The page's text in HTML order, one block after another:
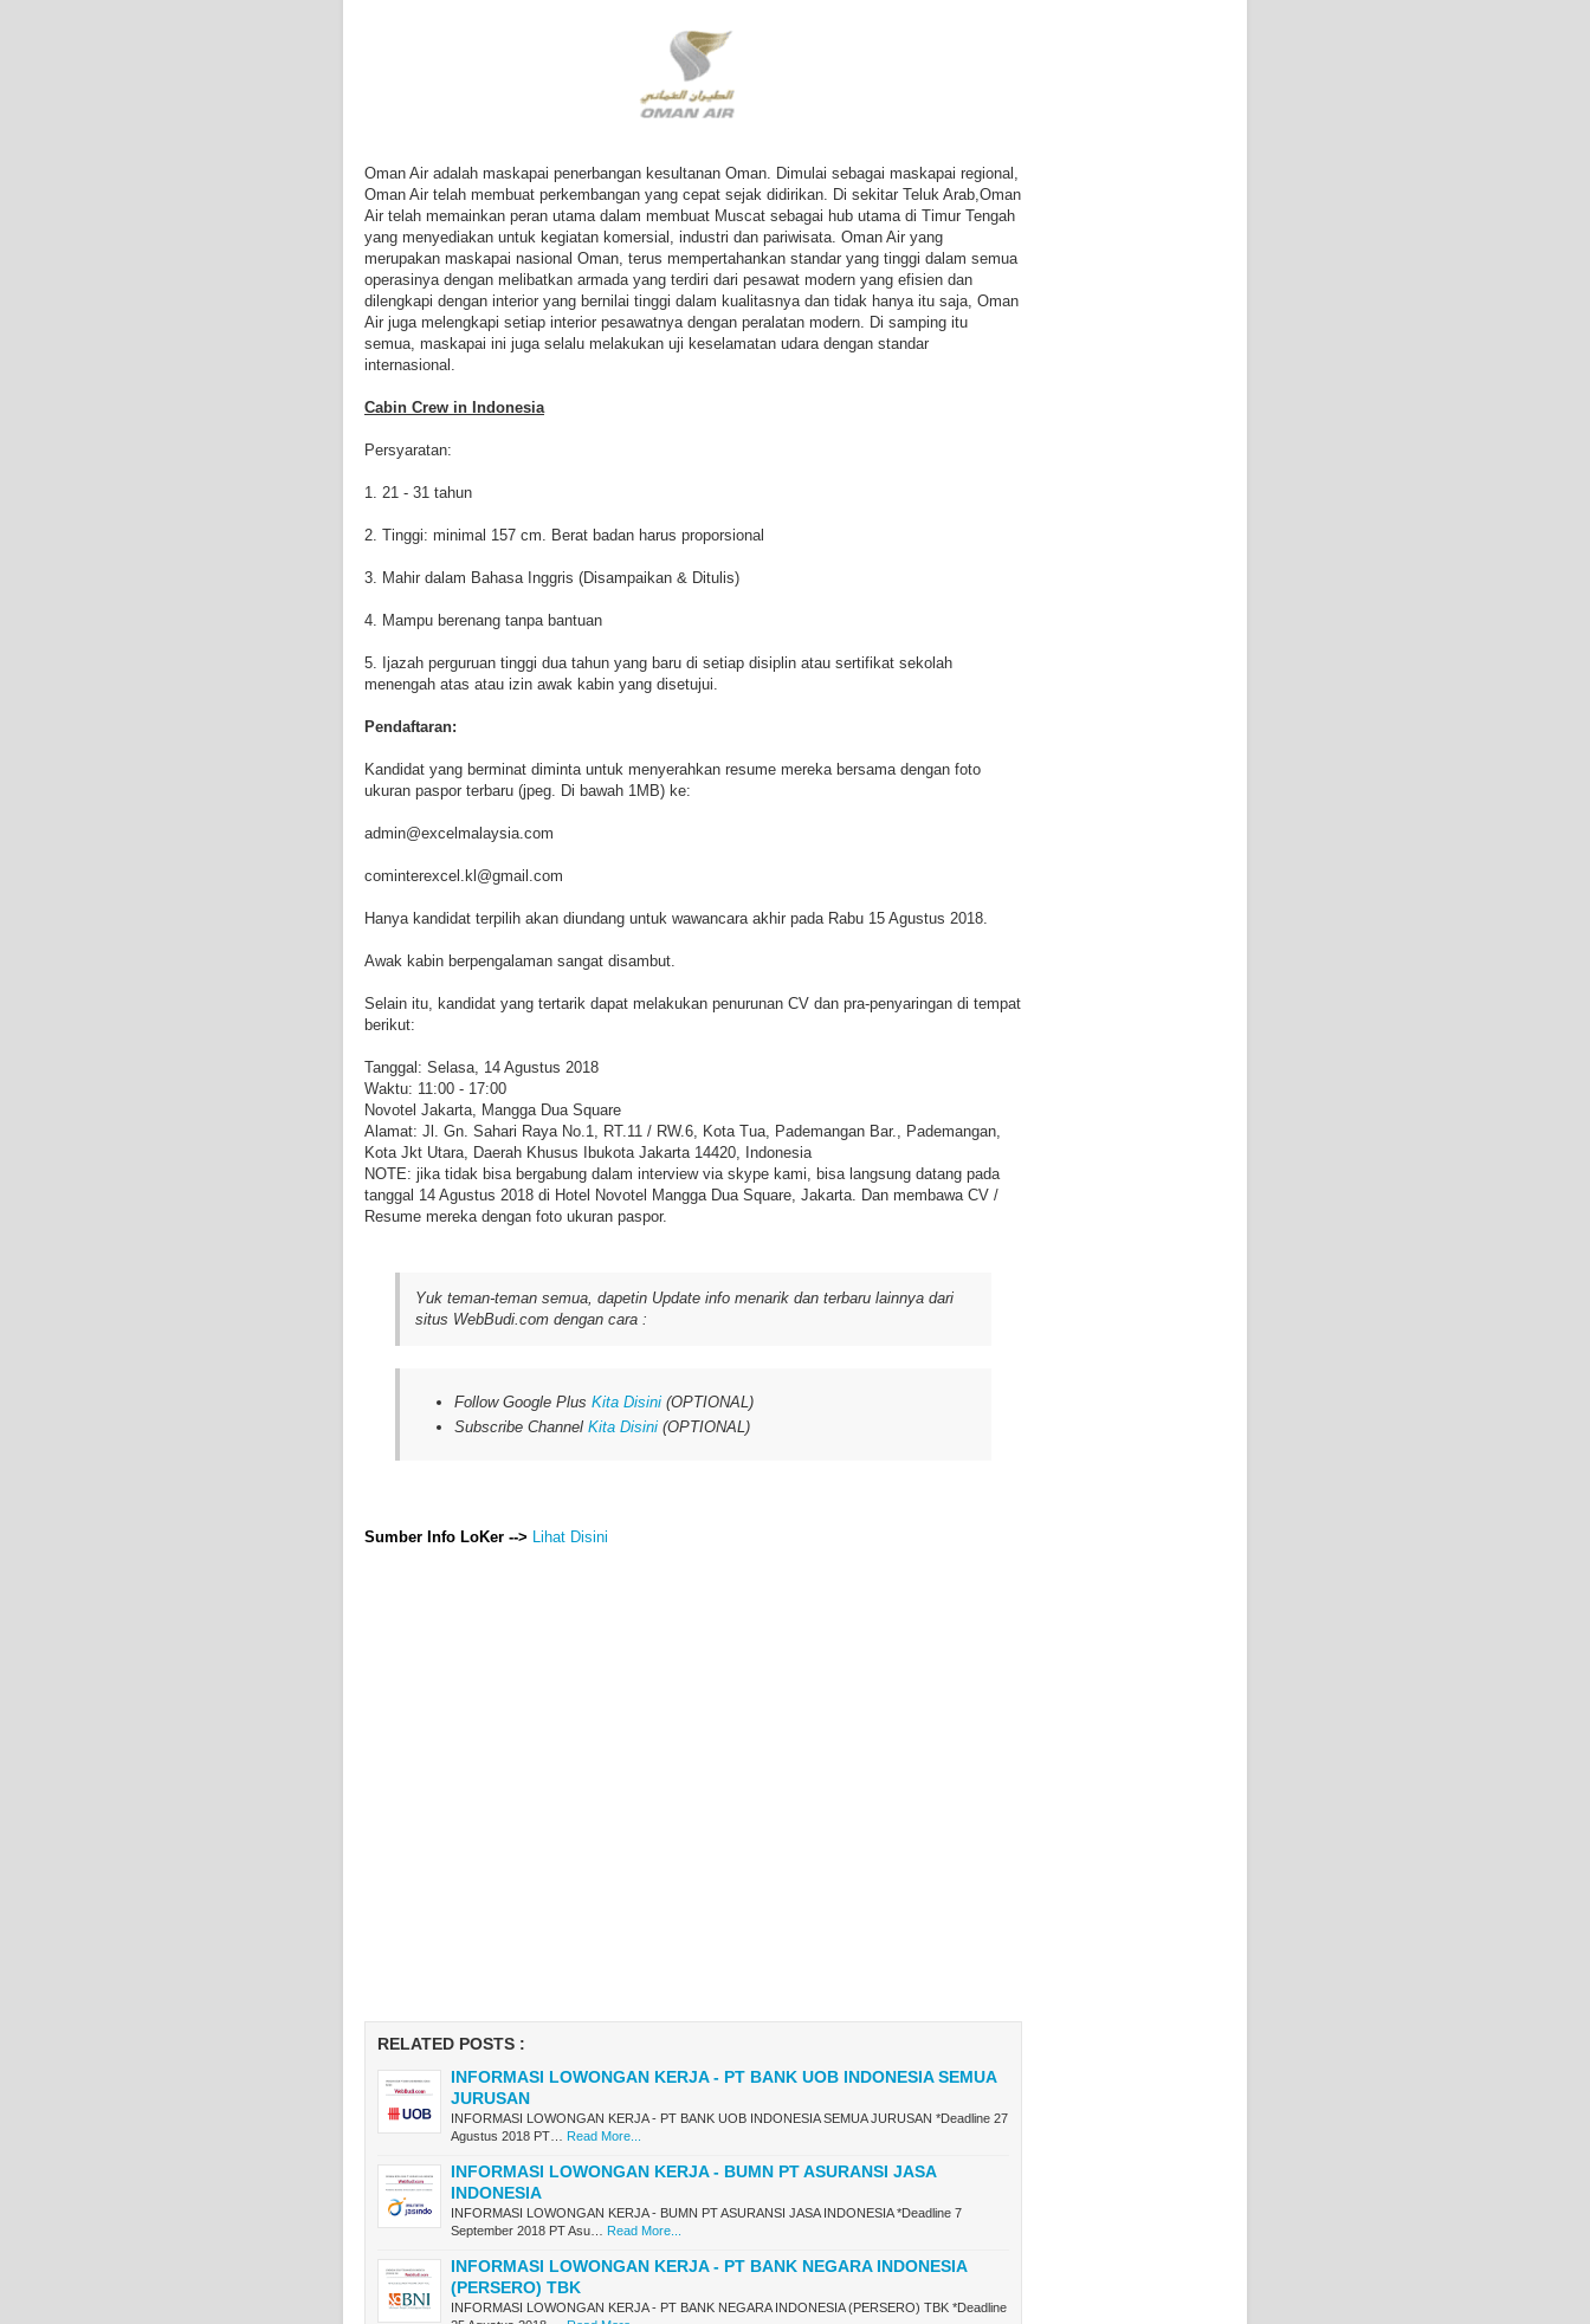
Oman Air adalah maskapai penerbangan kesultanan Oman. Dimulai sebagai maskapai regional,
Oman Air telah membuat perkembangan yang cepat sejak didirikan. Di sekitar Teluk Arab,Oman
Air telah memainkan peran utama dalam membuat Muscat sebagai hub utama di Timur Tengah
yang menyediakan untuk kegiatan komersial, industri dan pariwisata. Oman Air yang
merupakan maskapai nasional Oman, terus mempertahankan standar yang tinggi dalam semua
operasinya dengan melibatkan armada yang terdiri dari pesawat modern yang efisien dan
dilengkapi dengan interior yang bernilai tinggi dalam kualitasnya dan tidak hanya itu saja, Oman
Air juga melengkapi setiap interior pesawatnya dengan peralatan modern. Di samping itu
semua, maskapai ini juga selalu melakukan uji keselamatan udara dengan standar
internasional.
Cabin Crew in Indonesia
Persyaratan:
1. 21 - 31 tahun
2. Tinggi: minimal 157 cm. Berat badan harus proporsional
3. Mahir dalam Bahasa Inggris (Disampaikan & Ditulis)
4. Mampu berenang tanpa bantuan
5. Ijazah perguruan tinggi dua tahun yang baru di setiap disiplin atau sertifikat sekolah
menengah atas atau izin awak kabin yang disetujui.
Pendaftaran:
Kandidat yang berminat diminta untuk menyerahkan resume mereka bersama dengan foto
ukuran paspor terbaru (jpeg. Di bawah 1MB) ke:
admin@excelmalaysia.com
cominterexcel.kl@gmail.com
Hanya kandidat terpilih akan diundang untuk wawancara akhir pada Rabu 15 Agustus 2018.
Awak kabin berpengalaman sangat disambut.
Selain itu, kandidat yang tertarik dapat melakukan penurunan CV dan pra-penyaringan di tempat
berikut:
Tanggal: Selasa, 14 Agustus 2018
Waktu: 11:00 - 17:00
Novotel Jakarta, Mangga Dua Square
Alamat: Jl. Gn. Sahari Raya No.1, RT.11 / RW.6, Kota Tua, Pademangan Bar., Pademangan,
Kota Jkt Utara, Daerah Khusus Ibukota Jakarta 14420, Indonesia
NOTE: jika tidak bisa bergabung dalam interview via skype kami, bisa langsung datang pada
tanggal 14 Agustus 2018 di Hotel Novotel Mangga Dua Square, Jakarta. Dan membawa CV /
Resume mereka dengan foto ukuran paspor.
Yuk teman-teman semua, dapetin Update info menarik dan terbaru lainnya dari
situs WebBudi.com dengan cara :
Follow Google Plus Kita Disini(OPTIONAL)
Subscribe Channel Kita Disini(OPTIONAL)
Sumber Info LoKer --> Lihat Disini
RELATED POSTS :
INFORMASI LOWONGAN KERJA - PT BANK UOB INDONESIA SEMUA
JURUSAN
INFORMASI LOWONGAN KERJA - PT BANK UOB INDONESIA SEMUA JURUSAN *Deadline 27
Agustus 2018 PT…
Read More...
INFORMASI LOWONGAN KERJA - BUMN PT ASURANSI JASA
INDONESIA
INFORMASI LOWONGAN KERJA - BUMN PT ASURANSI JASA INDONESIA *Deadline 7
September 2018 PT Asu…
Read More...
INFORMASI LOWONGAN KERJA - PT BANK NEGARA INDONESIA
(PERSERO) TBK
INFORMASI LOWONGAN KERJA - PT BANK NEGARA INDONESIA (PERSERO) TBK *Deadline